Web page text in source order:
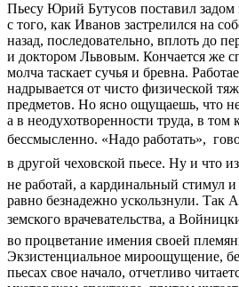
Пьесу Юрий Бутусов поставил задом
с того, как Иванов застрелился на
назад, последовательно, вплоть до
и доктором Львовым. Кончается же
молча таскает сучья и бревна.
надрывается от чисто физической
предметов. Но ясно ощущаешь, что
а в неодухотворенности труда, в том
бессмысленно. «Надо работать», 
в другой чеховской пьесе. Ну и что
не работай, а кардинальный стимул
равно безнадежно ускользнули. Так
земского врачевательства, а
во процветание имения своей
Экзистенциальное мироощущение,
пьесах свое начало, отчетливо